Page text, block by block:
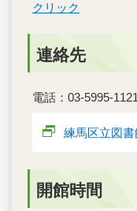
クリック
連絡先
電話：03-5995-1121
練馬区立図書
開館時間